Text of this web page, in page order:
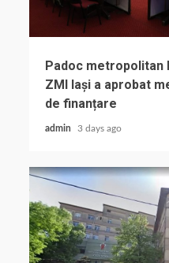
Padoc metropolitan
ZMI Iași a aprobat
de finanțare
admin 3 days ago